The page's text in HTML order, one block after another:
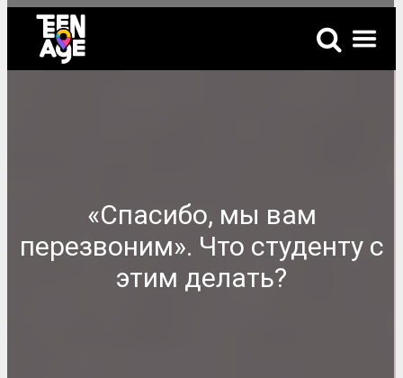
«Спасибо, мы вам
перезвоним». Что студенту с
этим делать?